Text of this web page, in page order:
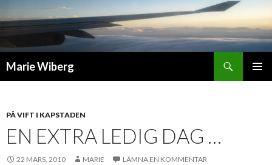
Marie Wiberg
PÅ VIFT I KAPSTADEN
EN EXTRA LEDIG DAG …
22 MARS, 2010 MARIE LÄMNA EN KOMMENTAR